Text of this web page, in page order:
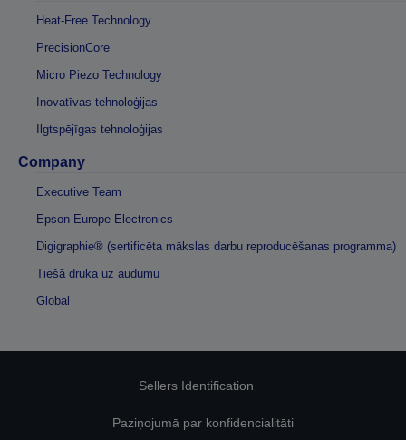
Heat-Free Technology
PrecisionCore
Micro Piezo Technology
Inovatīvas tehnoloģijas
Ilgtspējīgas tehnoloģijas
Company
Executive Team
Epson Europe Electronics
Digigraphie® (sertificēta mākslas darbu reproducēšanas programma)
Tiešā druka uz audumu
Global
Sellers Identification
Paziņojumā par konfidencialitāti